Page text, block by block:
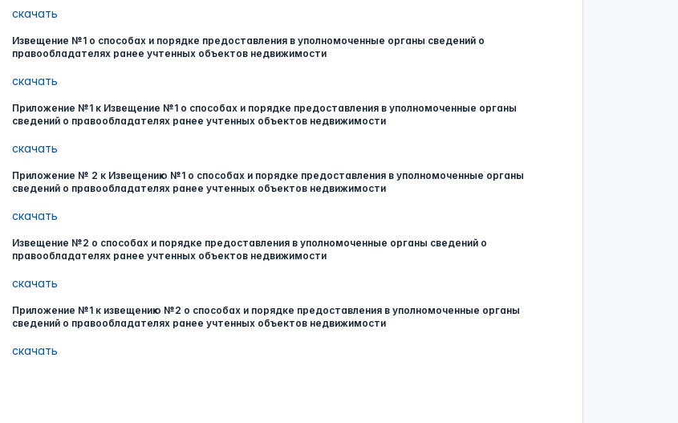
скачать
Извещение №1 о способах и порядке предоставления в уполномоченные органы сведений о
правообладателях ранее учтенных объектов недвижимости
скачать
Приложение №1 к Извещение №1 о способах и порядке предоставления в уполномоченные органы
сведений о правообладателях ранее учтенных объектов недвижимости
скачать
Приложение № 2 к Извещению №1 о способах и порядке предоставления в уполномоченные органы
сведений о правообладателях ранее учтенных объектов недвижимости
скачать
Извещение №2 о способах и порядке предоставления в уполномоченные органы сведений о
правообладателях ранее учтенных объектов недвижимости
скачать
Приложение №1 к извещению №2 о способах и порядке предоставления в уполномоченные органы
сведений о правообладателях ранее учтенных объектов недвижимости
скачать